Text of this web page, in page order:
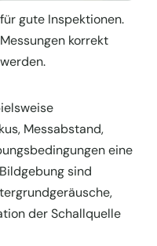
gute Inspektionen.
korrekt
Messabstand,
eine
sind
der Schallquelle